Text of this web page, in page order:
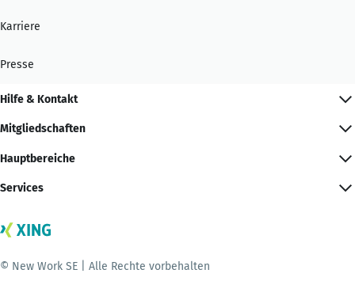
Karriere
Presse
Hilfe & Kontakt
Mitgliedschaften
Hauptbereiche
Services
© New Work SE | Alle Rechte vorbehalten